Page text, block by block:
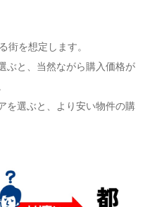
街を想定します。
ぶと、当然ながら購入価格が
を選ぶと、より安い物件の購